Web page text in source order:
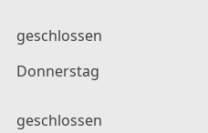
geschlossen
Donnerstag
geschlossen